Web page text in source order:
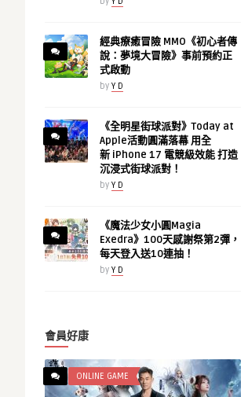
經典療癒冒險 MMO《初心者傳
說：夢境大冒險》事前預約正
式啟動
by Y D
《全明星街球派對》Today at
Apple活動圓滿落幕 用全
新 iPhone 17 電競級效能 打造
沉浸式街球派對！
by Y D
《魔法少女小圓Magia
Exedra》100天感謝祭第2彈，
每天登入送10連抽！
by Y D
會員好康
ONLINE GAME